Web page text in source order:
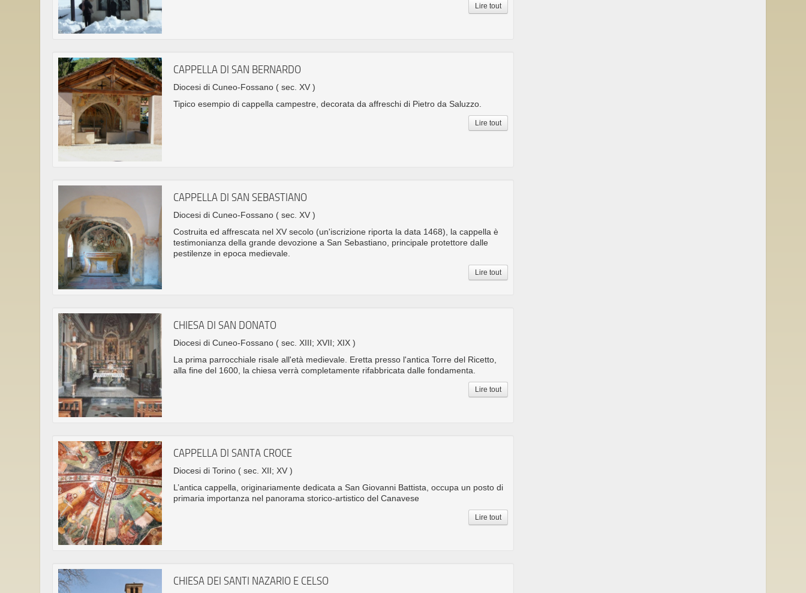
Lire tout
CAPPELLA DI SAN BERNARDO
Diocesi di Cuneo-Fossano ( sec. XV )
Tipico esempio di cappella campestre, decorata da affreschi di Pietro da Saluzzo.
Lire tout
CAPPELLA DI SAN SEBASTIANO
Diocesi di Cuneo-Fossano ( sec. XV )
Costruita ed affrescata nel XV secolo (un'iscrizione riporta la data 1468), la cappella è
testimonianza della grande devozione a San Sebastiano, principale protettore dalle
pestilenze in epoca medievale.
Lire tout
CHIESA DI SAN DONATO
Diocesi di Cuneo-Fossano ( sec. XIII; XVII; XIX )
La prima parrocchiale risale all'età medievale. Eretta presso l'antica Torre del Ricetto,
alla fine del 1600, la chiesa verrà completamente rifabbricata dalle fondamenta.
Lire tout
CAPPELLA DI SANTA CROCE
Diocesi di Torino ( sec. XII; XV )
L’antica cappella, originariamente dedicata a San Giovanni Battista, occupa un posto di
primaria importanza nel panorama storico-artistico del Canavese
Lire tout
CHIESA DEI SANTI NAZARIO E CELSO